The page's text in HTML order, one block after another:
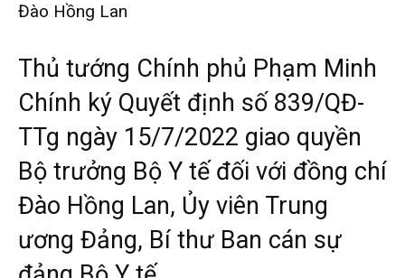
Đào Hồng Lan
Thủ tướng Chính phủ Phạm Minh
Chính ký Quyết định số 839/QĐ-
TTg ngày 15/7/2022 giao quyền
Bộ trưởng Bộ Y tế đối với đồng chí
Đào Hồng Lan, Ủy viên Trung
ương Đảng, Bí thư Ban cán sự